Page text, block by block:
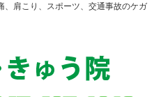
、肩こり、スポーツ、交通事故のケガ